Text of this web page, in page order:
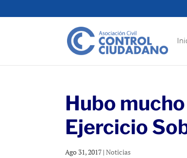
Hubo
Ejercicio
Ago 31, 2017 |Noticias